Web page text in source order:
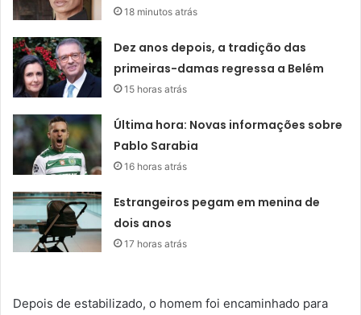
18 minutos atrás
Dez anos depois, a tradição das
primeiras-damas regressa a Belém
15 horas atrás
Última hora: Novas informações sobre
Pablo Sarabia
16 horas atrás
Estrangeiros pegam em menina de
dois anos
17 horas atrás
Depois de estabilizado, o homem foi encaminhado para